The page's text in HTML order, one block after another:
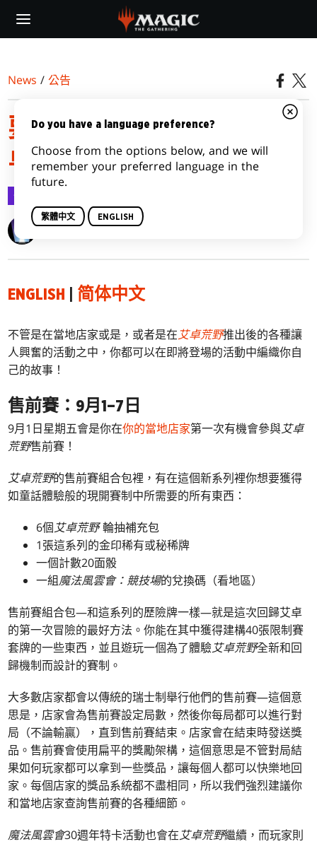
main
News /公告
要到哪裡以及如何遊玩艾
卓荒野
公告
Wizards of the Coast
ENGLISH 简体中文
不管是在當地店家或是，或者是在艾卓荒野推出後的各種讓
人興奮的活動之中，你都可以在即將登場的活動中編織你自
己的故事！
售前賽：9月1–7日
9月1日星期五會是你在你的當地店家第一次有機會參與艾卓
荒野售前賽！
艾卓荒野的售前賽組合包裡，有在這個新系列裡你想要獲得
如童話體驗般的現開賽制中所需要的所有東西：
6個艾卓荒野輪抽補充包
1張這系列的金印稀有或秘稀牌
一個計數20面骰
一組魔法風雲會：競技場的兌換碼（看地區）
售前賽組合包—和這系列的歷險牌一樣—就是這次回歸艾卓
的第一次冒險的最好方法。你能在其中獲得建構40張限制賽
套牌的一些東西，並且遊玩一個為了體驗艾卓荒野全新和回
歸機制而設計的賽制。
大多數店家都會以傳統的瑞士制舉行他們的售前賽—這個意
思是，店家會為售前賽設定局數，然後你每局都可以進行對
局（不論輸贏），直到售前賽結束。店家會在結束時發送獎
品。售前賽會使用扁平的獎勵架構，這個意思是不管對局結
果如何玩家都可以拿到一些獎品，讓每個人都可以快樂地回
家。每個店家的獎品系統都不盡相同，所以我們強烈建議你
和當地店家查詢售前賽的各種細節。
魔法風雲會30週年特卡活動也會在艾卓荒野繼續，而玩家則
Do you have a language preference?
Choose from the options below, and we will
remember your preferred language in the
future.
繁體中文 ENGLISH